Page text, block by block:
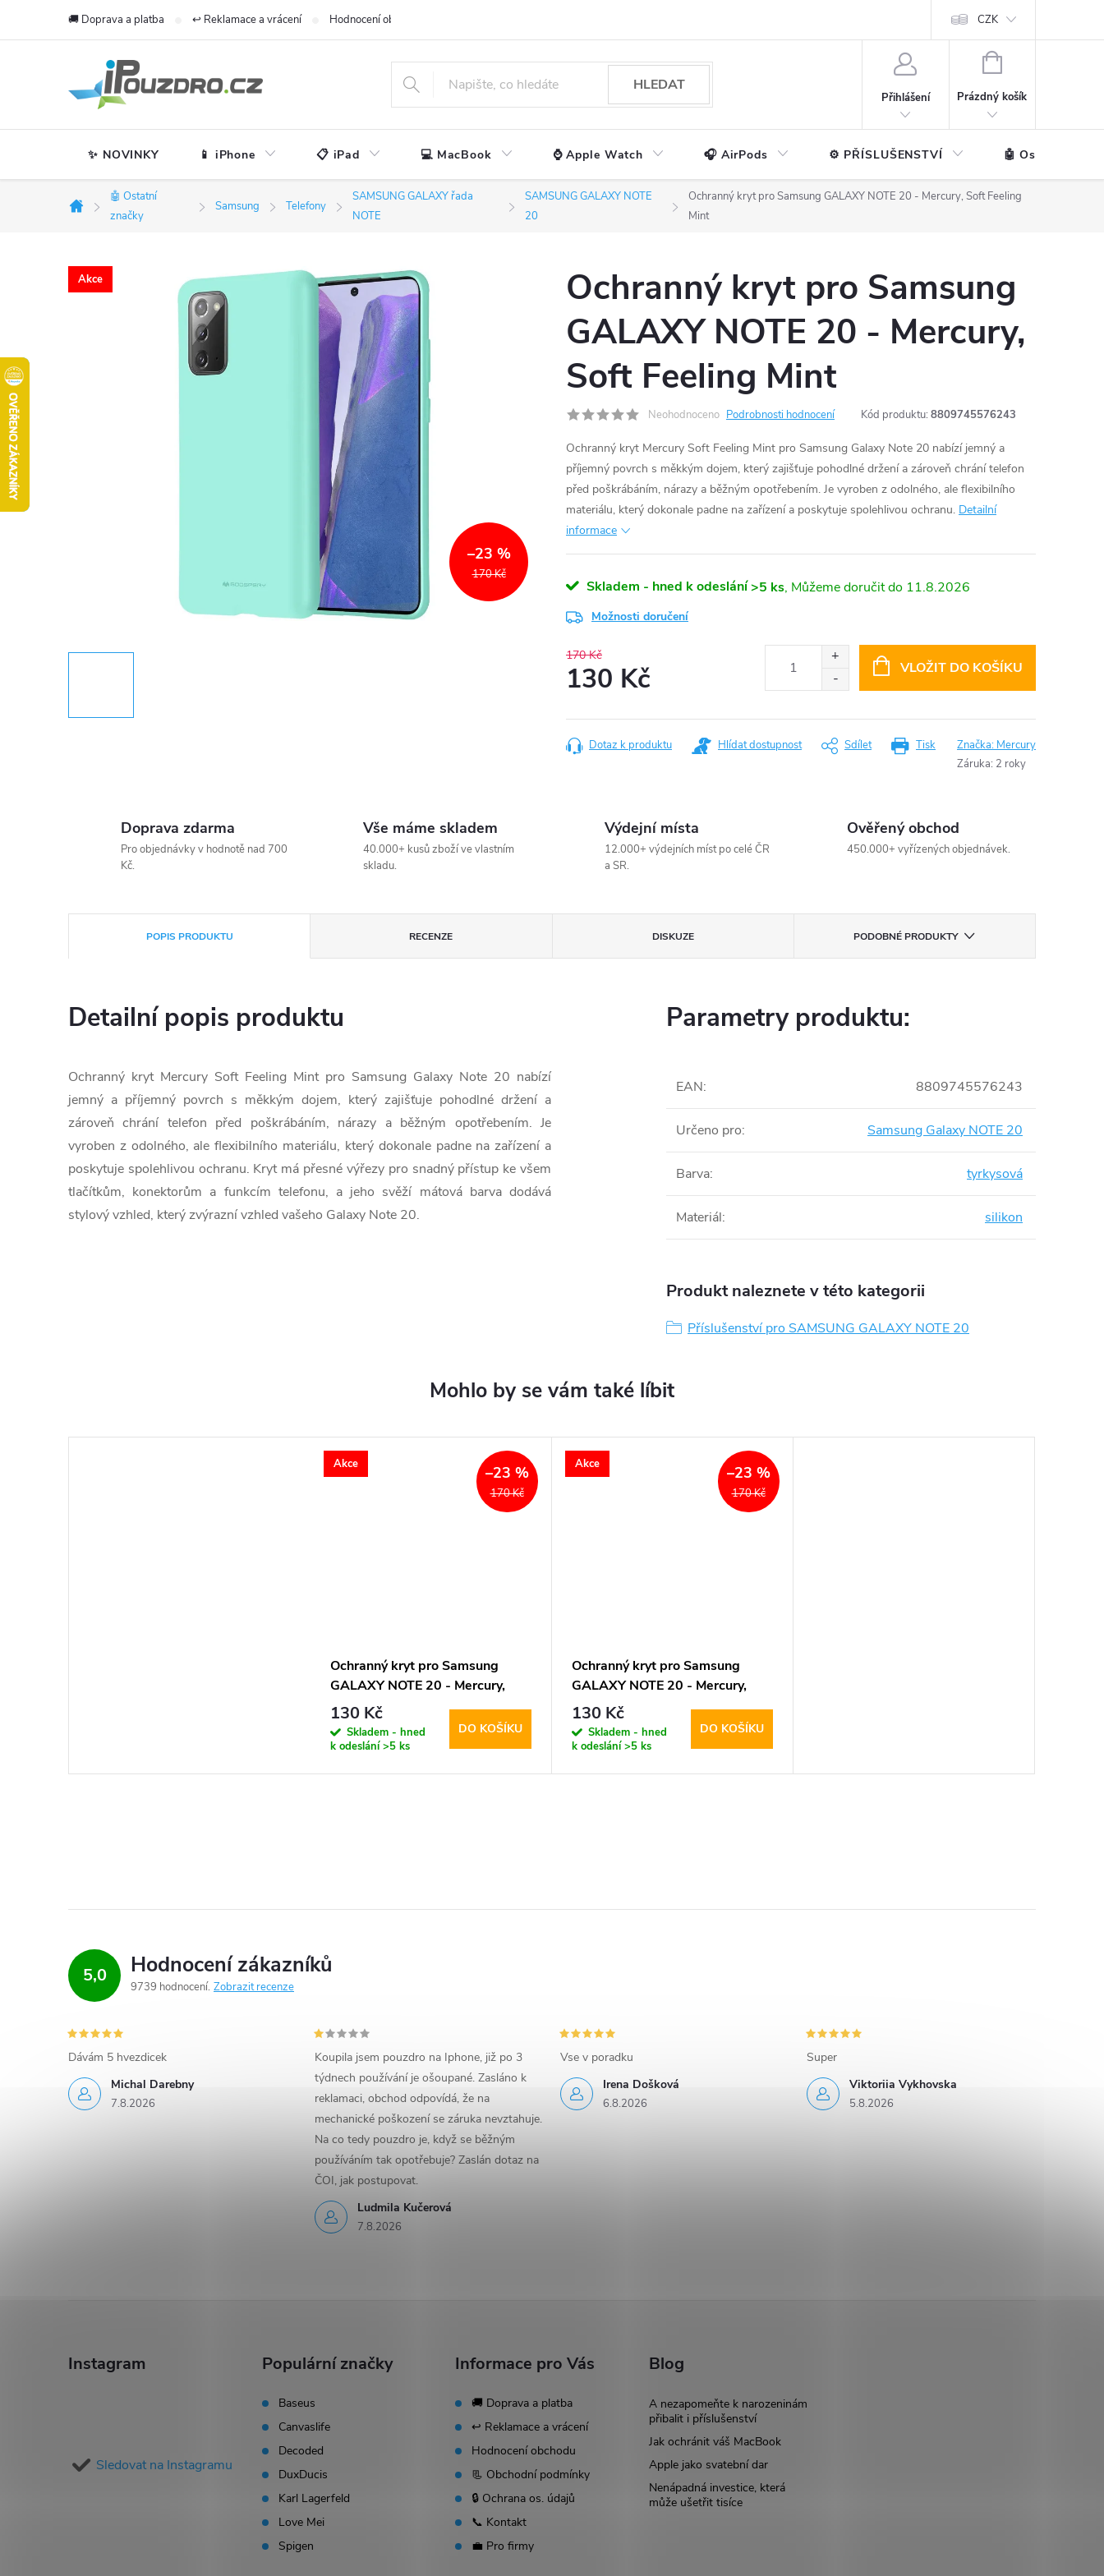
🚚 Doprava a platba ↩️ Reklamace a vrácení Hodnocení obchodu CZK
HLEDAT
Přihlášení
NÁKUPNÍ
Prázdný košík
✨ NOVINKY 📱 iPhone 📋 iPad 💻 MacBook ⌚ Apple Watch 🎧 AirPods ⚙️ PŘÍSLUŠENSTVÍ 🤖 Ostatní
Domů
🤖 Ostatní
značky
Samsung Telefony
SAMSUNG GALAXY řada
NOTE
SAMSUNG GALAXY NOTE
20
Ochranný kryt pro Samsung GALAXY NOTE 20 - Mercury, Soft Feeling
Mint
Akce
170 Kč
–23 %
Ochranný kryt pro Samsung
GALAXY NOTE 20 - Mercury,
Soft Feeling Mint
Neohodnoceno Podrobnosti hodnocení Kód produktu: 8809745576243
Ochranný kryt Mercury Soft Feeling Mint pro Samsung Galaxy Note 20 nabízí jemný a
příjemný povrch s měkkým dojem, který zajišťuje pohodlné držení a zároveň chrání telefon
před poškrábáním, nárazy a běžným opotřebením. Je vyroben z odolného, ale flexibilního
materiálu, který dokonale padne na zařízení a poskytuje spolehlivou ochranu. Detailní
informace
Skladem - hned k odeslání>5 ks 11.8.2026
Možnosti doručení
170 Kč
130 Kč
cena:
VLOŽIT DO KOŠÍKU
Tisk
Dotaz k produktu Hlídat dostupnost Sdílet Značka: Mercury
Záruka: 2 roky
Doprava zdarma
Pro objednávky v hodnotě nad 700
Kč.
Vše máme skladem
40.000+ kusů zboží ve vlastním
skladu.
Výdejní místa
12.000+ výdejních míst po celé ČR
a SR.
Ověřený obchod
450.000+ vyřízených objednávek.
POPIS PRODUKTU RECENZE DISKUZE PODOBNÉ PRODUKTY
Detailní popis produktu
Ochranný kryt Mercury Soft Feeling Mint pro Samsung Galaxy Note 20 nabízí
jemný a příjemný povrch s měkkým dojem, který zajišťuje pohodlné držení a
zároveň chrání telefon před poškrábáním, nárazy a běžným opotřebením. Je
vyroben z odolného, ale flexibilního materiálu, který dokonale padne na zařízení a
poskytuje spolehlivou ochranu. Kryt má přesné výřezy pro snadný přístup ke všem
tlačítkům, konektorům a funkcím telefonu, a jeho svěží mátová barva dodává
stylový vzhled, který zvýrazní vzhled vašeho Galaxy Note 20.
Parametry produktu:
EAN: 8809745576243
Určeno pro: Samsung Galaxy NOTE 20
Barva: tyrkysová
Materiál: silikon
Produkt naleznete v této kategorii
Příslušenství pro SAMSUNG GALAXY NOTE 20
Akce
170 Kč
–23 %
Ochranný kryt pro Samsung
GALAXY NOTE 20 - Mercury,
Soft Feeling Black
130 Kč
Skladem - hned
k odeslání>5 ks
DO KOŠÍKU
Akce
170 Kč
–23 %
Ochranný kryt pro Samsung
GALAXY NOTE 20 - Mercury,
Soft Feeling Pink
130 Kč
Skladem - hned
k odeslání>5 ks
DO KOŠÍKU
5,0 Hodnocení zákazníků
9739 hodnocení Zobrazit recenze
Michal Darebny
7.8.2026
Dávám 5 hvezdicek
Ludmila Kučerová
7.8.2026
Koupila jsem pouzdro na Iphone, již po 3
týdnech používání je ošoupané. Zasláno k
reklamaci, obchod odpovídá, že na
mechanické poškození se záruka nevztahuje.
Na co tedy pouzdro je, když se běžným
používáním tak opotřebuje? Zaslán dotaz na
ČOI, jak postupovat.
Irena Došková
6.8.2026
Vse v poradku
Viktoriia Vykhovska
5.8.2026
Super
Instagram
Sledovat na Instagramu
Populární značky
Baseus
Canvaslife
Decoded
DuxDucis
Karl Lagerfeld
Love Mei
Spigen
Informace pro Vás
🚚 Doprava a platba
↩️ Reklamace a vrácení
Hodnocení obchodu
📃 Obchodní podmínky
🔒 Ochrana os. údajů
📞 Kontakt
💼 Pro firmy
Blog
A nezapomeňte k narozeninám
přibalit i příslušenství
Jak ochránit váš MacBook
Apple jako svatební dar
Nenápadná investice, která
může ušetřit tisíce